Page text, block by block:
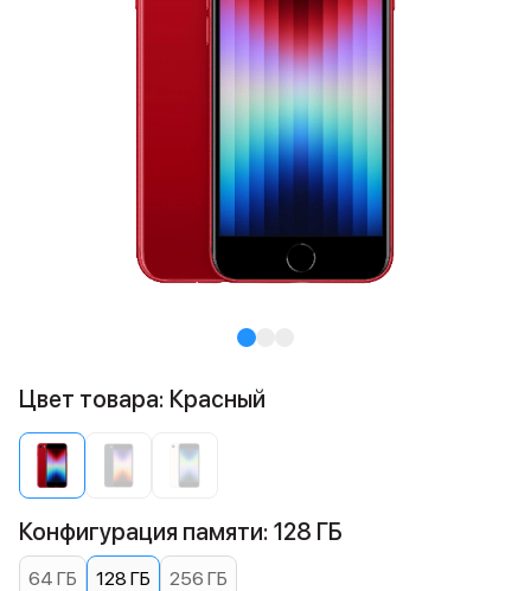
Цвет товара: Красный
Конфигурация памяти: 128 ГБ
64 ГБ 128 ГБ 256 ГБ